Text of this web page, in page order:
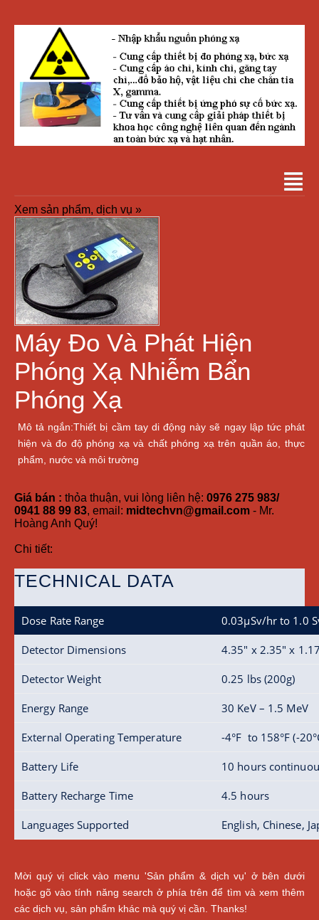
Xem sản phẩm, dịch vụ »
Máy Đo Và Phát Hiện
Phóng Xạ Nhiễm Bẩn
Phóng Xạ
Mô tả ngắn:Thiết bị cầm tay di động này sẽ ngay lập tức phát
hiện và đo độ phóng xạ và chất phóng xạ trên quần áo, thực
phẩm, nước và môi trường
Giá bán : thỏa thuận, vui lòng liên hệ: 0976 275 983/
0941 88 99 83, email: midtechvn@gmail.com - Mr.
Hoàng Anh Quý!
Chi tiết:
TECHNICAL DATA
Dose Rate Range 0.03μSv/hr to 1.0
Detector Dimensions 4.35" x 2.35" x
Detector Weight 0.25 lbs (200g)
Energy Range 30 KeV – 1.5 MeV
External Operating Temperature -4°F to 158°F (-
Battery Life 10 hours
Battery Recharge Time 4.5 hours
Languages Supported English, Chinese,
Mời quý vị click vào menu 'Sản phẩm & dịch vụ' ở bên dưới
hoặc gõ vào tính năng search ở phía trên để tìm và xem thêm
các dịch vụ, sản phẩm khác mà quý vị cần. Thanks!